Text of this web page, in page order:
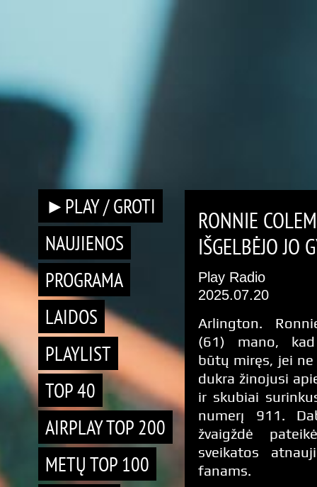
►PLAY / GROTI
NAUJIENOS
PROGRAMA
LAIDOS
PLAYLIST
TOP 40
AIRPLAY TOP 200
METŲ TOP 100
RONNIE
IŠGELBĖJO JO
Play Radio
2025.07.20
Arlington.
(61) mano,
būtų miręs, jei
dukra žinojusi
ir skubiai
numerį 911.
žvaigždė
sveikatos
fanams.